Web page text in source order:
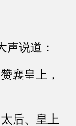
声说道：
襄皇上，
后、皇上